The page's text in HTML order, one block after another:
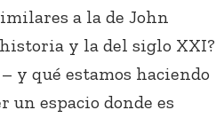
a la de John
historia y la del siglo XXI?
y qué estamos haciendo
un espacio donde es